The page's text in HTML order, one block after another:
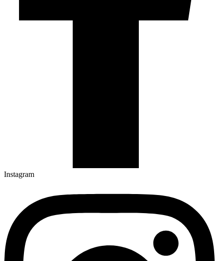
Instagram